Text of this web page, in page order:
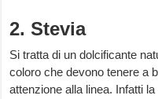
2. Stevia
Si tratta di un dolcificante
coloro che devono tenere a
attenzione alla linea. Infatti